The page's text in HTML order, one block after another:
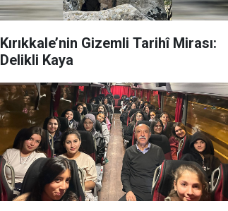
Kırıkkale’nin Gizemli Tarihî Mirası:
Delikli Kaya